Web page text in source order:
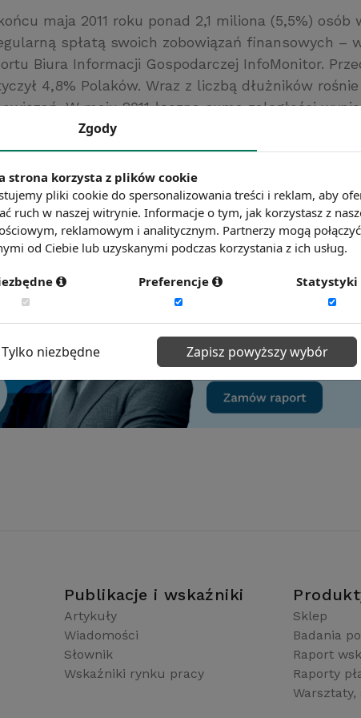
maja 2011 roku ponad 2,1 miliona (5,5%)
spłatą swoich zobowiązań finansowych –
Biura Informacji Gospodarczej InfoMonitor.
4,8% Polaków. Wraz z liczbą dłużników
W maju 2011 łączna suma zaległości
19 mld PLN więcej niż w analogicznym okresie
infomonitor.pl
wiedzieć więcej?Zobacz więcej wiadomości
Publikacje i wskaźniki
Artykuły
Wiadomości
Słownik
Wskaźniki rynku pracy
Sklep
Badania
Raport
Raporty
Zgody
strona korzysta z plików cookie
pliki cookie do spersonalizowania treści i reklam, aby
ruch w naszej witrynie. Informacje o tym, jak korzystasz z
reklamowym i analitycznym. Partnerzy mogą
od Ciebie lub uzyskanymi podczas korzystania z ich usług.
Preferencje Statystyki
Tylko niezbędne Zapisz powyższy wybór